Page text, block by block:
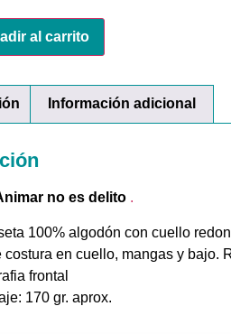
al carrito
Información adicional
no es delito .
100% algodón con cuello
costura en cuello, mangas y bajo.
frontal
170 gr. aprox.